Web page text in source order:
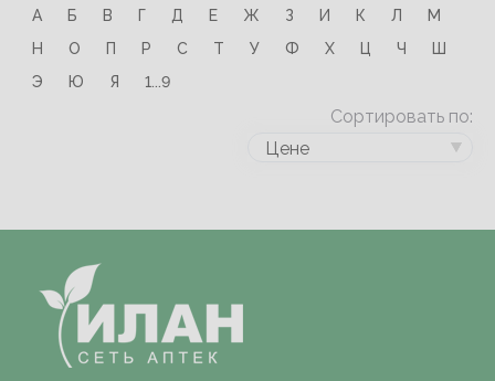
А Б В Г Д Е Ж З И К Л
М
Н
О П Р С Т У Ф Х Ц Ч
Ш
Э
Ю Я 1...9
Сортировать по:
Цене